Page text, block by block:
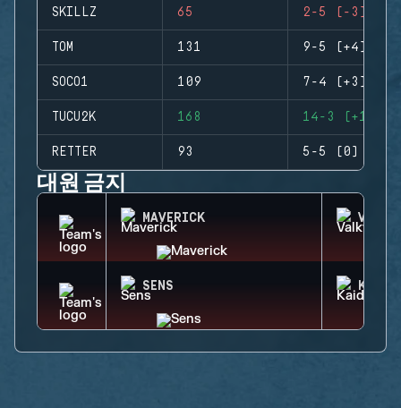
SKILLZ 65 2-5 (-3)
TOM 131 9-5 (+4)
SOCO1 109 7-4 (+3)
TUCU2K 168 14-3 (+11)
RETTER 93 5-5 (0)
대원 금지
MAVERICK
SENS KAID